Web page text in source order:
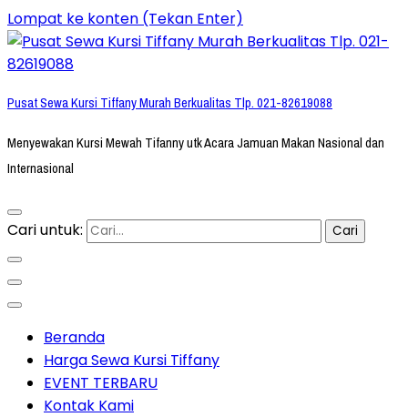
Lompat ke konten (Tekan Enter)
Pusat Sewa Kursi Tiffany Murah Berkualitas Tlp. 021-82619088
Menyewakan Kursi Mewah Tifanny utk Acara Jamuan Makan Nasional dan
Internasional
Cari untuk:
Beranda
Harga Sewa Kursi Tiffany
EVENT TERBARU
Kontak Kami